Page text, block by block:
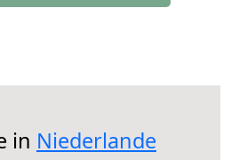
in Niederlande